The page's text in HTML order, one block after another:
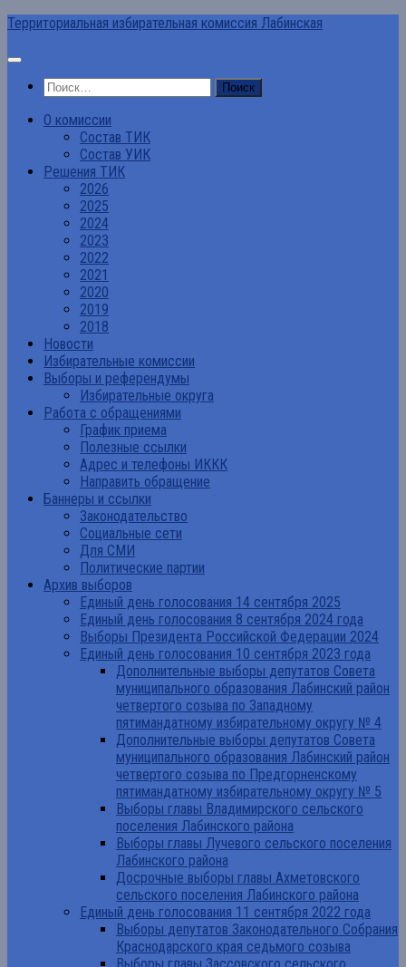
Перейти
содержимому
Территориальная избирательная комиссия Лабинская
Найти:
О комиссии
Состав ТИК
Состав УИК
Решения ТИК
2026
2025
2024
2023
2022
2021
2020
2019
2018
Новости
Избирательные комиссии
Выборы и референдумы
Избирательные округа
Работа с обращениями
График приема
Полезные ссылки
Адрес и телефоны ИККК
Направить обращение
Баннеры и ссылки
Законодательство
Социальные сети
Для СМИ
Политические партии
Архив выборов
Единый день голосования 14 сентября 2025
Единый день голосования 8 сентября 2024 года
Выборы Президента Российской Федерации 2024
Единый день голосования 10 сентября 2023 года
Дополнительные выборы депутатов Совета
муниципального образования Лабинский район
четвертого созыва по Западному
пятимандатному избирательному округу № 4
Дополнительные выборы депутатов Совета
муниципального образования Лабинский район
четвертого созыва по Предгорненскому
пятимандатному избирательному округу № 5
Выборы главы Владимирского сельского
поселения Лабинского района
Выборы главы Лучевого сельского поселения
Лабинского района
Досрочные выборы главы Ахметовского
сельского поселения Лабинского района
Единый день голосования 11 сентября 2022 года
Выборы депутатов Законодательного Собрания
Краснодарского края седьмого созыва